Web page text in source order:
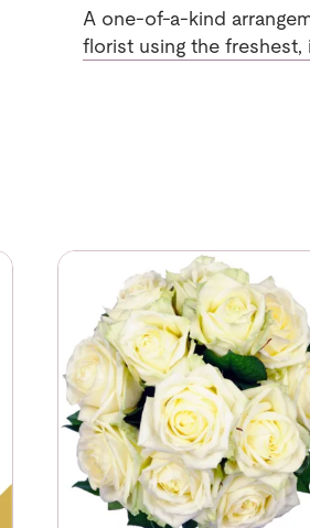
A one-of-a-kind
florist using the freshest,
Se mer om Affection White